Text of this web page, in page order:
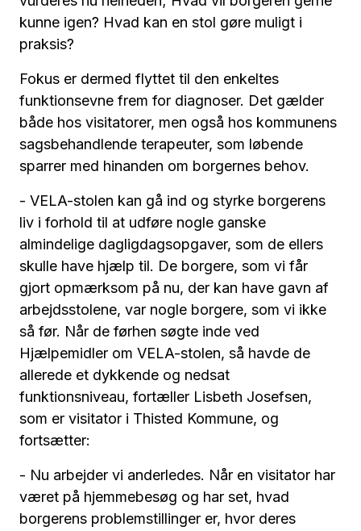
kunne igen? Hvad kan en stol gøre muligt i
praksis?
Fokus er dermed flyttet til den enkeltes
funktionsevne frem for diagnoser. Det gælder
både hos visitatorer, men også hos kommunens
sagsbehandlende terapeuter, som løbende
sparrer med hinanden om borgernes behov.
- VELA-stolen kan gå ind og styrke borgerens
liv i forhold til at udføre nogle ganske
almindelige dagligdagsopgaver, som de ellers
skulle have hjælp til. De borgere, som vi får
gjort opmærksom på nu, der kan have gavn af
arbejdsstolene, var nogle borgere, som vi ikke
så før. Når de førhen søgte inde ved
Hjælpemidler om VELA-stolen, så havde de
allerede et dykkende og nedsat
funktionsniveau, fortæller Lisbeth Josefsen,
som er visitator i Thisted Kommune, og
fortsætter:
- Nu arbejder vi anderledes. Når en visitator har
været på hjemmebesøg og har set, hvad
borgerens problemstillinger er, hvor deres